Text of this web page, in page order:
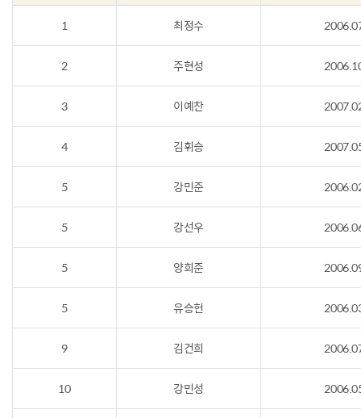
1 최정수
2 주현성
3 이예찬
4 김휘승
5 강민준
5 강선우
5 양희준
5 유승헌
9 김건희
10 강민성